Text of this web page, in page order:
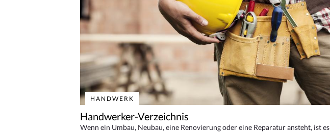
HANDWERK
Handwerker-Verzeichnis
Wenn ein Umbau, Neubau, eine Renovierung oder eine Reparatur ansteht, ist es